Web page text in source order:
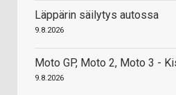
Läppärin säilytys autossa
9.8.2026
Moto GP, Moto 2, Moto 3 -
9.8.2026